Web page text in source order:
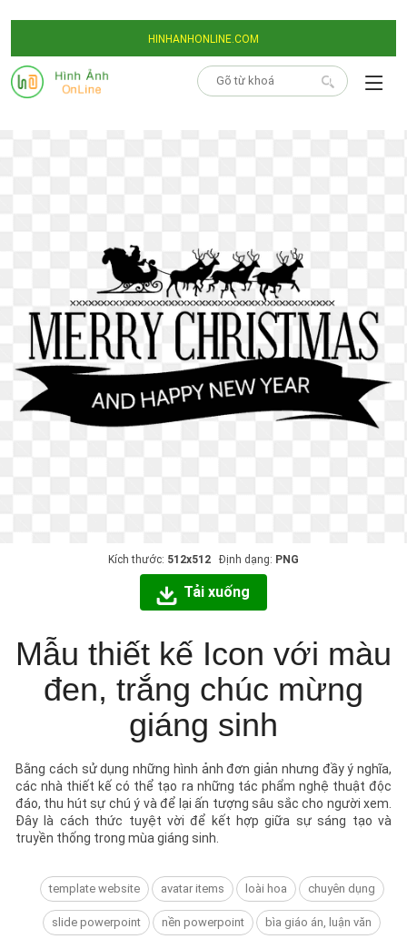
Tải xuống
Mẫu thiết kế Icon với màu
đen, trắng chúc mừng
giáng sinh
Bằng cách sử dụng những hình ảnh đơn giản nhưng đầy ý nghĩa,
các nhà thiết kế có thể tạo ra những tác phẩm nghệ thuật độc
đáo, thu hút sự chú ý và để lại ấn tượng sâu sắc cho người xem.
Đây là cách thức tuyệt vời để kết hợp giữa sự sáng tạo và
truyền thống trong mùa giáng sinh.
template website avatar items loài hoa chuyên dụng
slide powerpoint nền powerpoint bìa giáo án, luận văn